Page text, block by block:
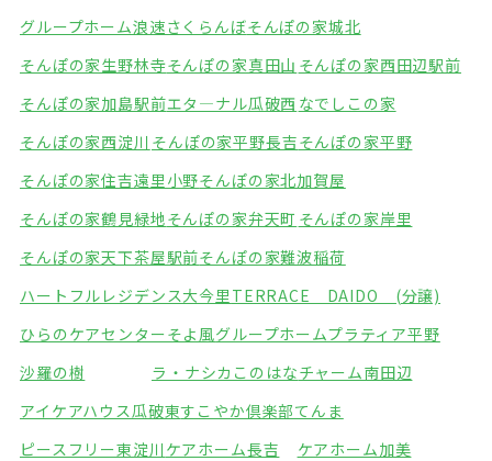
グループホーム浪速さくらんぼそんぽの家城北
そんぽの家生野林寺そんぽの家真田山 そんぽの家西田辺駅前
そんぽの家加島駅前エタ―ナル瓜破西 なでしこの家
そんぽの家西淀川 そんぽの家平野長吉そんぽの家平野
そんぽの家住吉遠里小野そんぽの家北加賀屋
そんぽの家鶴見緑地そんぽの家弁天町 そんぽの家岸里
そんぽの家天下茶屋駅前そんぽの家難波稲荷
ハートフルレジデンス大今里 TERRACE DAIDO (分譲)
ひらのケアセンターそよ風グループホームプラティア平野
沙羅の樹
ラ・ナシカこのはなチャーム南田辺
アイケアハウス瓜破東すこやか倶楽部てんま
ピースフリー東淀川 ケアホーム長吉
ケアホーム加美